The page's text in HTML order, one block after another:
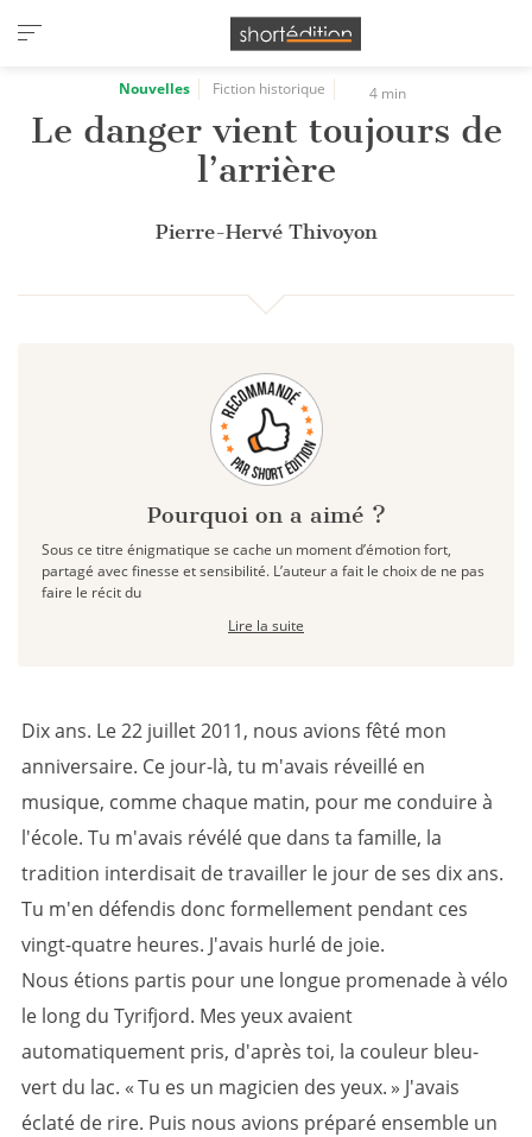
Panneau de gestion des cookies
Nouvelles Fiction historique 4 min
Le danger vient toujours de
l’arrière
Pierre-Hervé Thivoyon
Pourquoi on a aimé ?
Sous ce titre énigmatique se cache un moment d’émotion fort,
partagé avec finesse et sensibilité. L’auteur a fait le choix de ne pas
faire le récit du
Lire la suite
Dix ans. Le 22 juillet 2011, nous avions fêté mon
anniversaire. Ce jour-là, tu m'avais réveillé en
musique, comme chaque matin, pour me conduire à
l'école. Tu m'avais révélé que dans ta famille, la
tradition interdisait de travailler le jour de ses dix ans.
Tu m'en défendis donc formellement pendant ces
vingt-quatre heures. J'avais hurlé de joie.
Nous étions partis pour une longue promenade à vélo
le long du Tyrifjord. Mes yeux avaient
automatiquement pris, d'après toi, la couleur bleu-
vert du lac. « Tu es un magicien des yeux. » J'avais
éclaté de rire. Puis nous avions préparé ensemble un